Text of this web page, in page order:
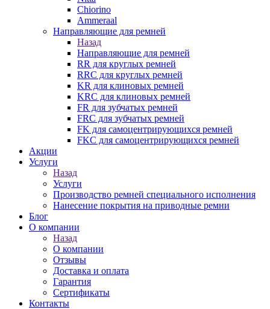
Chiorino
Ammeraal
Направляющие для ремней
Назад
Направляющие для ремней
RR для круглых ремней
RRC для круглых ремней
KR для клиновых ремней
KRC для клиновых ремней
FR для зубчатых ремней
FRC для зубчатых ремней
FK для самоцентрирующихся ремней
FKC для самоцентрирующихся ремней
Акции
Услуги
Назад
Услуги
Производство ремней специального исполнения
Нанесение покрытия на приводные ремни
Блог
О компании
Назад
О компании
Отзывы
Доставка и оплата
Гарантия
Сертификаты
Контакты